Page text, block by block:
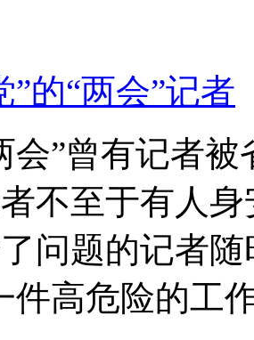
”的“两会”记者
会”曾有记者
不至于有人
问题的记者
件高危险的工